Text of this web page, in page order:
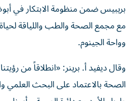
بريبيس ضمن منظومة الابتكار في
وواحة الجينوم.
وقال ديفيد أ. برينر: «انطلاقاً من
الصحة بالاعتماد على البحث العلمي